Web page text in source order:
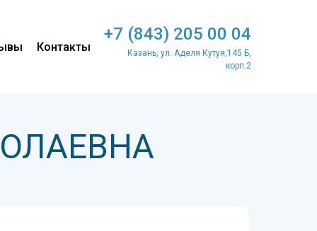
Контакты
+7 (843) 205 00 04
Казань, ул. Аделя Кутуя,145 Б,
корп.2